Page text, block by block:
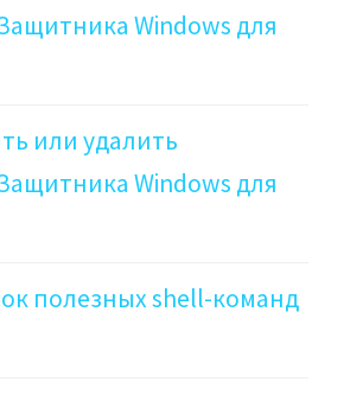
Windows для
или удалить
Windows для
полезных shell-команд